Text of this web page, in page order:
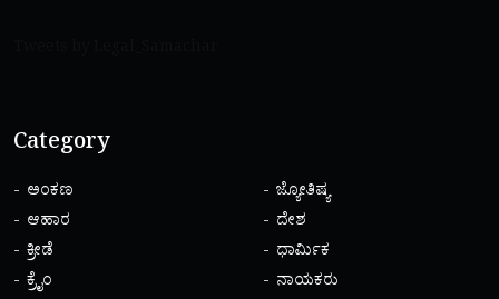
Category
ಅಂಕಣ
ಆಹಾರ
ಕ್ರೀಡೆ
ಕ್ರೈಂ
ಜ್ಯೋತಿಷ್ಯ
ದೇಶ
ಧಾರ್ಮಿಕ
ನಾಯಕರು